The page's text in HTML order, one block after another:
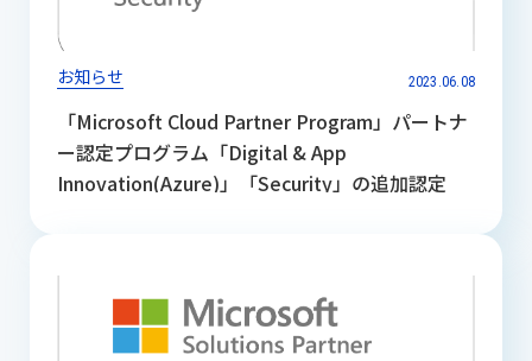
お知らせ 2023.06.08
「Microsoft Cloud Partner Program」パートナ
ー認定プログラム「Digital & App
Innovation(Azure)」「Security」の追加認定